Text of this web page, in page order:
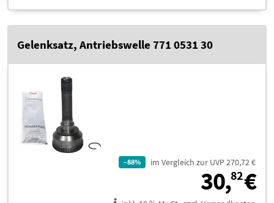
Gelenksatz, Antriebswelle 771 0531 30
–88% im Vergleich zur UVP 270,72 €
30,82€